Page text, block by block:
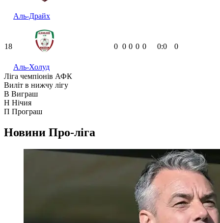
Аль-Драйх
18
Аль-Холуд
0 0 0 0 0 0:0 0
Ліга чемпіонів АФК
Виліт в нижчу лігу
В Виграш
Н Нічия
П Програш
Новини Про-ліга